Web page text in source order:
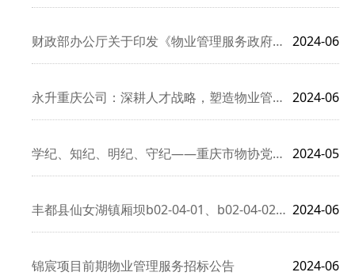
2024-06
财政部办公厅关于印发《物业管理服务政府采购需求标准（办公场所
2024-06
永升重庆公司：深耕人才战略，塑造物业管理行业精英
2024-05
学纪、知纪、明纪、守纪——重庆市物协党支部开展党纪学习教育专
2024-06
丰都县仙女湖镇厢坝b02-04-01、b02-04-02地块
2024-06
锦宸项目前期物业管理服务招标公告